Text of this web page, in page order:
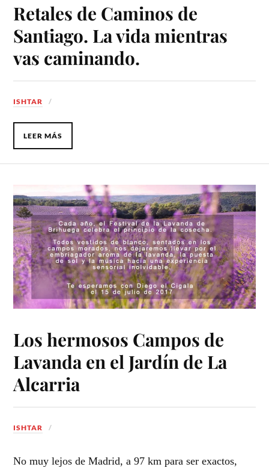
Retales de Caminos de
Santiago. La vida mientras
vas caminando.
ISHTAR
LEER MÁS
Los hermosos Campos de
Lavanda en el Jardín de La
Alcarria
ISHTAR
No muy lejos de Madrid, a 97 km para ser exactos,